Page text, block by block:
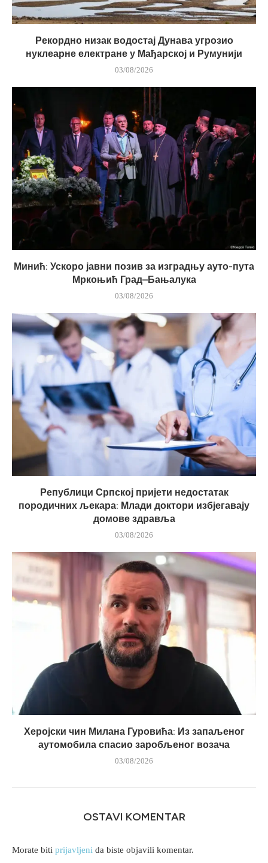
Рекордно низак водостај Дунава угрозио
нуклеарне електране у Мађарској и Румунији
03/08/2026
Минић: Ускоро јавни позив за изградњу ауто-пута
Мркоњић Град–Бањалука
03/08/2026
Републици Српској пријети недостатак
породичних љекара: Млади доктори избјегавају
домове здравља
03/08/2026
Херојски чин Милана Гуровића: Из запаљеног
аутомобила спасио заробљеног возача
03/08/2026
OSTAVI KOMENTAR
Morate biti prijavljeni da biste objavili komentar.